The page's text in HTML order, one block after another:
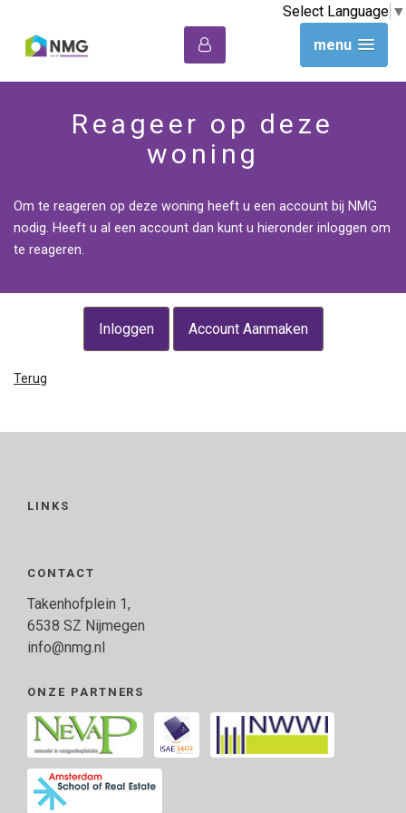
menu
Select Language ▼
Reageer op deze
woning
Om te reageren op deze woning heeft u een account bij NMG
nodig. Heeft u al een account dan kunt u hieronder inloggen om
te reageren.
Inloggen Account Aanmaken
Terug
LINKS
CONTACT
Takenhofplein 1,
6538 SZ Nijmegen
info@nmg.nl
ONZE PARTNERS